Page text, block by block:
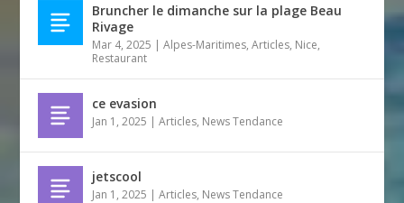
Bruncher le dimanche sur la plage Beau
Rivage
Mar 4, 2025 |Alpes-Maritimes,Articles, Nice,
Restaurant
ce evasion
Jan 1, 2025 |Articles, News Tendance
jetscool
Jan 1, 2025 |Articles, News Tendance